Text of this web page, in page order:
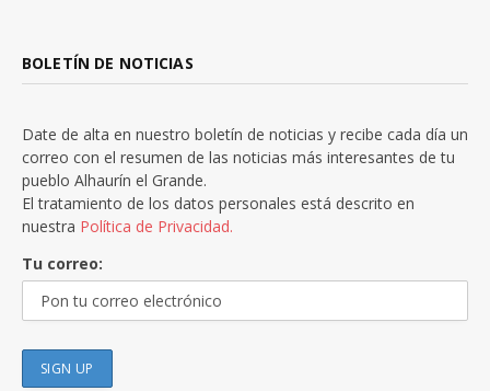
BOLETÍN DE NOTICIAS
Date de alta en nuestro boletín de noticias y recibe cada día un
correo con el resumen de las noticias más interesantes de tu
pueblo Alhaurín el Grande.
El tratamiento de los datos personales está descrito en
nuestra Política de Privacidad.
Tu correo: